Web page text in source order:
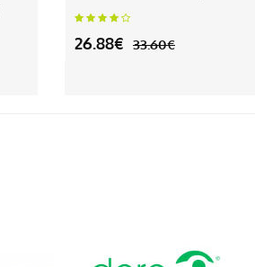
26.88€ 33.60€